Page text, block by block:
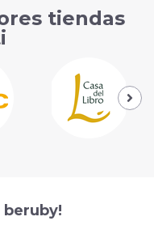
tiendas
beruby!